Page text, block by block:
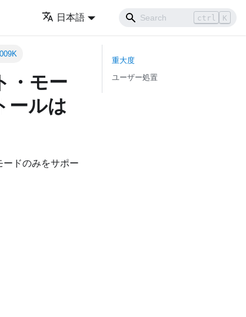
日本語 ctrl K
・モー
ールは
ドのみをサポー
重大度
ユーザー処置